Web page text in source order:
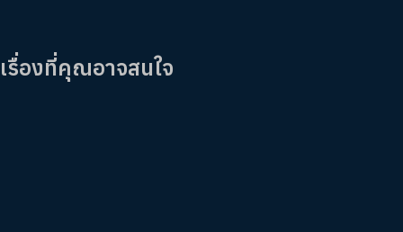
เรื่องที่คุณอาจสนใจ